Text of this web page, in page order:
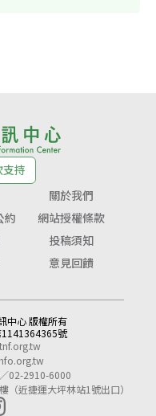
支持
關於我們
約
網站授權條款
投稿須知
意見回饋
中心 版權所有
號
02-2910-6000
近捷運大坪林站1號出口）